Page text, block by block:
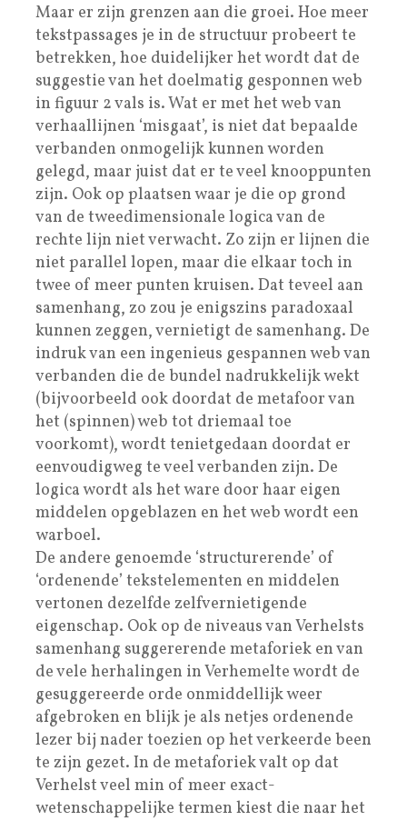
Maar er zijn grenzen aan die groei. Hoe meer
tekstpassages je in de structuur probeert te
betrekken, hoe duidelijker het wordt dat de
suggestie van het doelmatig gesponnen web
in figuur 2 vals is. Wat er met het web van
verhaallijnen ‘misgaat’, is niet dat bepaalde
verbanden onmogelijk kunnen worden
gelegd, maar juist dat er te veel knooppunten
zijn. Ook op plaatsen waar je die op grond
van de tweedimensionale logica van de
rechte lijn niet verwacht. Zo zijn er lijnen die
niet parallel lopen, maar die elkaar toch in
twee of meer punten kruisen. Dat teveel aan
samenhang, zo zou je enigszins paradoxaal
kunnen zeggen, vernietigt de samenhang. De
indruk van een ingenieus gespannen web van
verbanden die de bundel nadrukkelijk wekt
(bijvoorbeeld ook doordat de metafoor van
het (spinnen) web tot driemaal toe
voorkomt), wordt tenietgedaan doordat er
eenvoudigweg te veel verbanden zijn. De
logica wordt als het ware door haar eigen
middelen opgeblazen en het web wordt een
warboel.
De andere genoemde ‘structurerende’ of
‘ordenende’ tekstelementen en middelen
vertonen dezelfde zelfvernietigende
eigenschap. Ook op de niveaus van Verhelsts
samenhang suggererende metaforiek en van
de vele herhalingen in Verhemelte wordt de
gesuggereerde orde onmiddellijk weer
afgebroken en blijk je als netjes ordenende
lezer bij nader toezien op het verkeerde been
te zijn gezet. In de metaforiek valt op dat
Verhelst veel min of meer exact-
wetenschappelijke termen kiest die naar het